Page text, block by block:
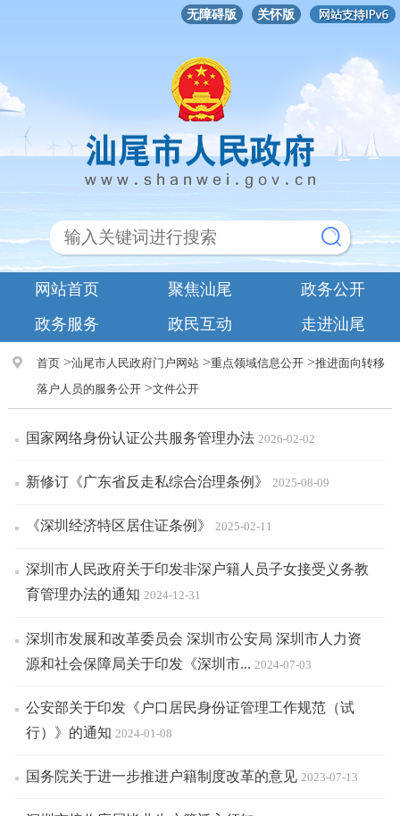
无障碍版 关怀版
网站首页 聚焦汕尾
政务公开
政务服务
政民互动 走进汕尾
首页>汕尾市人民政府门户网站>重点领域信息公开>推进面向转移
落户人员的服务公开>文件公开
国家网络身份认证公共服务管理办法 2026-02-02
新修订《广东省反走私综合治理条例》 2025-08-09
《深圳经济特区居住证条例》 2025-02-11
深圳市人民政府关于印发非深户籍人员子女接受义务教
育管理办法的通知 2024-12-31
深圳市发展和改革委员会 深圳市公安局 深圳市人力资
源和社会保障局关于印发《深圳市... 2024-07-03
公安部关于印发《户口居民身份证管理工作规范（试
行）》的通知 2024-01-08
国务院关于进一步推进户籍制度改革的意见 2023-07-13